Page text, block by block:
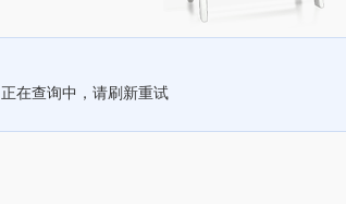
正在查询中，请刷新重试